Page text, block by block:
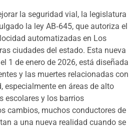
la seguridad vial, la legislatura
la ley AB‑645, que autoriza el
automatizadas en Los
ciudades del estado. Esta nueva
1 de enero de 2026, está diseñada
y las muertes relacionadas con
especialmente en áreas de alto
escolares y los barrios
cambios, muchos conductores de
a una nueva realidad cuando se